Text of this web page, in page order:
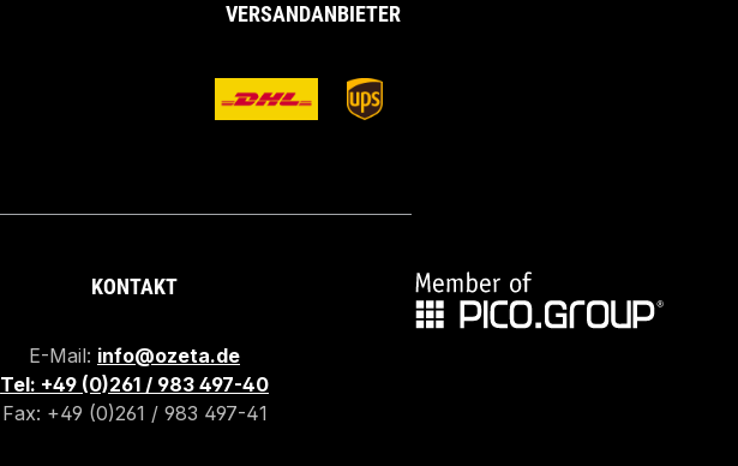
VERSANDANBIETER
KONTAKT
E-Mail: info@ozeta.de
Tel: +49 (0)261 / 983 497-40
Fax: +49 (0)261 / 983 497-41